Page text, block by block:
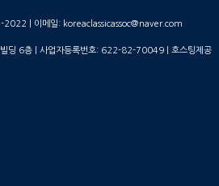
2022 | 이메일: koreaclassicassoc@naver.com
딩 6층 | 사업자등록번호: 622-82-70049 | 호스팅제공